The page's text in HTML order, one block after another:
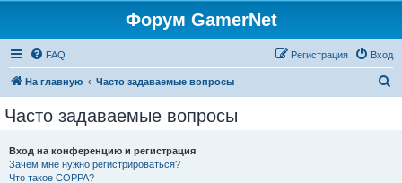
Форум GamerNet
FAQ Вход
Регистрация
На главную Часто задаваемые вопросы
Часто задаваемые вопросы
Вход на конференцию и регистрация
Зачем мне нужно регистрироваться?
Что такое COPPA?